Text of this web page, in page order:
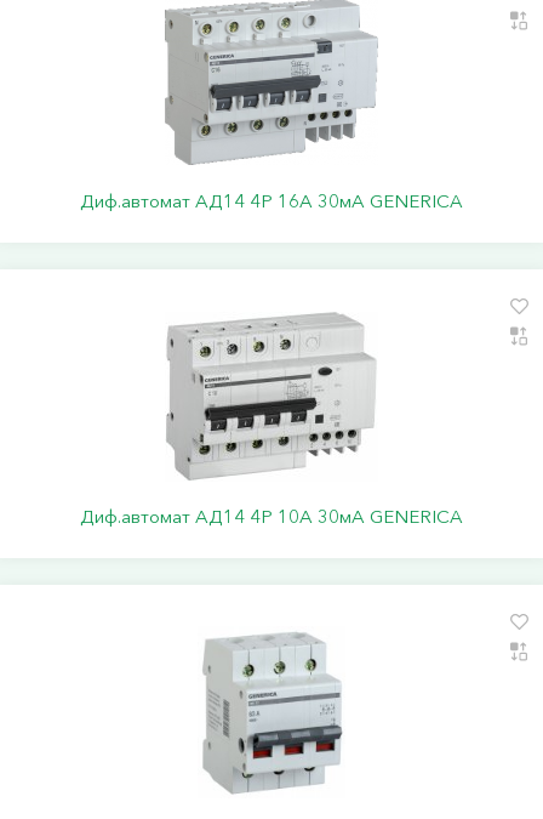
Диф.автомат АД14 4Р 16А 30мА GENERICA
Диф.автомат АД14 4Р 10А 30мА GENERICA